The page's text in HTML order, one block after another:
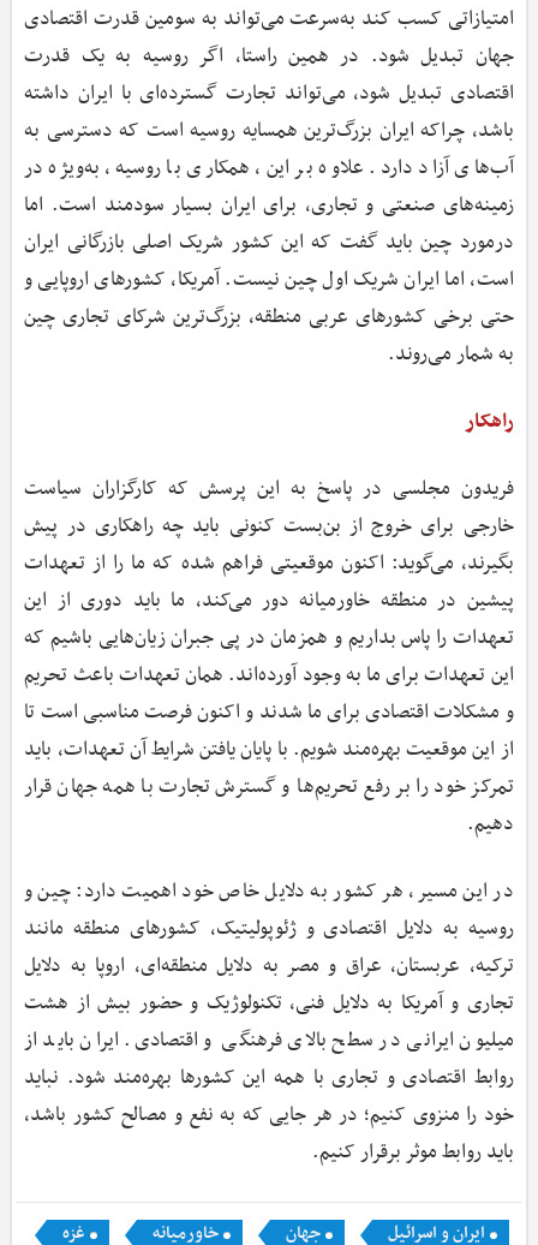
امتیازاتی کسب کند به‌سرعت می‌تواند به سومین قدرت اقتصادی
جهان تبدیل شود. در همین راستا، اگر روسیه به یک قدرت
اقتصادی تبدیل شود، می‌تواند تجارت گسترده‌ای با ایران داشته
باشد، چراکه ایران بزرگ‌ترین همسایه روسیه است که دسترسی به
آب‌های آزاد دارد. علاوه بر این، همکاری با روسیه، به‌ویژه در
زمینه‌های صنعتی و تجاری، برای ایران بسیار سودمند است. اما
در‌مورد چین باید گفت که این کشور شریک اصلی بازرگانی ایران
است، اما ایران شریک اول چین نیست. آمریکا، کشورهای اروپایی و
حتی برخی کشورهای عربی منطقه، بزرگ‌ترین شرکای تجاری چین
به شمار می‌روند.
راهکار
فریدون مجلسی در پاسخ به این پرسش که کارگزاران سیاست
خارجی برای خروج از بن‌بست کنونی باید چه راهکاری در پیش
بگیرند، می‌گوید: اکنون موقعیتی فراهم شده که ما را از تعهدات
پیشین در منطقه خاورمیانه دور می‌کند، ما باید دوری از این
تعهدات را پاس بداریم و همزمان در پی جبران زیان‌هایی باشیم که
این تعهدات برای ما به وجود آورده‌اند. همان تعهدات باعث تحریم
و مشکلات اقتصادی برای ما شدند و اکنون فرصت مناسبی است تا
از این موقعیت بهره‌مند شویم. با پایان یافتن شرایط آن تعهدات، باید
تمرکز خود را بر رفع تحریم‌ها و گسترش تجارت با همه جهان قرار
دهیم.
در این مسیر، هر کشور به دلایل خاص خود اهمیت دارد: چین و
روسیه به دلایل اقتصادی و ژئوپولیتیک، کشورهای منطقه مانند
ترکیه، عربستان، عراق و مصر به دلایل منطقه‌ای، اروپا به دلایل
تجاری و آمریکا به دلایل فنی، تکنولوژیک و حضور بیش از هشت
میلیون ایرانی در سطح بالای فرهنگی و اقتصادی. ایران باید از
روابط اقتصادی و تجاری با همه این کشورها بهره‌مند شود. نباید
خود را منزوی کنیم؛ در هر جایی که به نفع و مصالح کشور باشد،
باید روابط موثر برقرار کنیم.
ایران و اسرائیل جهان خاورمیانه غزه